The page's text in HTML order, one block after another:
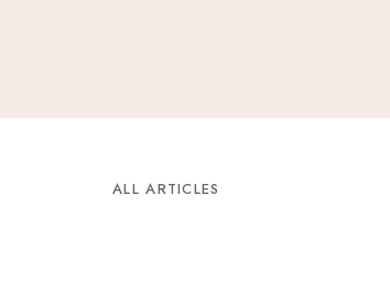
ALL ARTICLES